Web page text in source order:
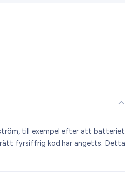
till exempel efter att batteriet
fyrsiffrig kod har angetts. Detta